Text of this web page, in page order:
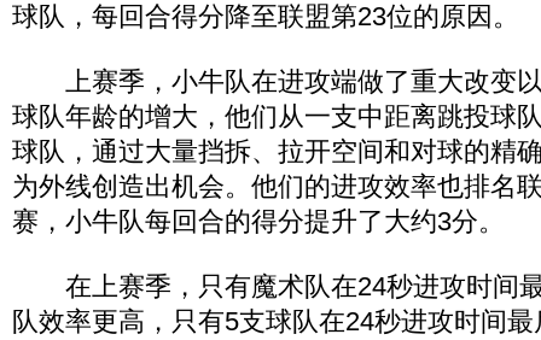
球队，每回合得分降至联盟第23位的原因。
上赛季，小牛队在进攻端做了重大改变
球队年龄的增大，他们从一支中距离跳投球
球队，通过大量挡拆、拉开空间和对球的精
为外线创造出机会。他们的进攻效率也排名
赛，小牛队每回合的得分提升了大约3分。
在上赛季，只有魔术队在24秒进攻时间
队效率更高，只有5支球队在24秒进攻时间